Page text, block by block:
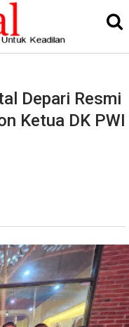
Depari Resmi
Ketua DK PWI